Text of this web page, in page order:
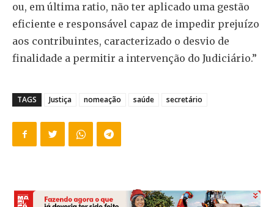
ou, em última ratio, não ter aplicado uma gestão
eficiente e responsável capaz de impedir prejuízo
aos contribuintes, caracterizado o desvio de
finalidade a permitir a intervenção do Judiciário.”
TAGS Justiça nomeação saúde secretário